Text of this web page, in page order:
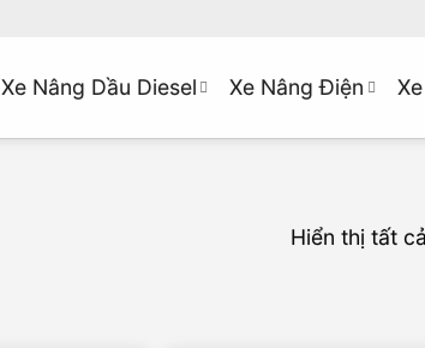
Xe Nâng Dầu Diesel Xe Nâng Điện
Hiển thị tất